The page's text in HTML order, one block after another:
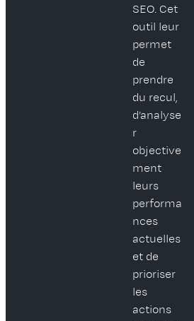
SEO. Cet
outil leur
permet
de
prendre
du recul,
d’analyse
r
objective
ment
leurs
performa
nces
actuelles
et de
prioriser
les
actions